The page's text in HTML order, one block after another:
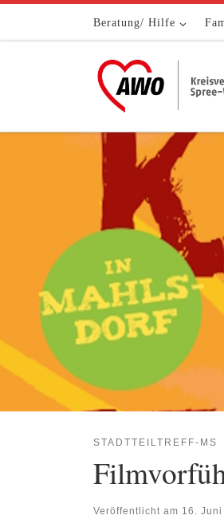
Zum Inhalt springenBeratung/ Hilfe
STADTTEILTREFF-MS
Veröffentlicht am 16. Juni